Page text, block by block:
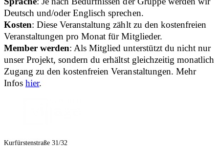
Deutsch und/oder Englisch sprechen.
Kosten: Diese Veranstaltung zählt zu den kostenfreien
Veranstaltungen pro Monat für Mitglieder.
Member werden: Als Mitglied unterstützt du nicht nur
unser Projekt, sondern du erhältst gleichzeitig monatlich
Zugang zu den kostenfreien Veranstaltungen. Mehr
Infoshier.
Kurfürstenstraße 31/32